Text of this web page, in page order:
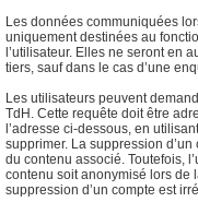
Les données communiquées
uniquement destinées au
l’utilisateur. Elles ne seront en
tiers, sauf dans le cas d’une
Les utilisateurs peuvent
TdH. Cette requête doit être
l’adresse ci-dessous, en
supprimer. La suppression
du contenu associé. Toutefois,
contenu soit anonymisé lors de
suppression d’un compte est